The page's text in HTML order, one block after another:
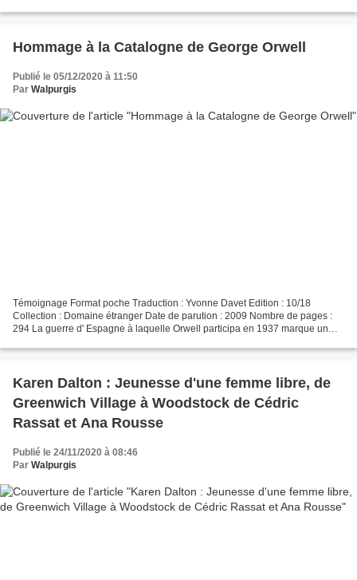
Hommage à la Catalogne de George Orwell
Publié le 05/12/2020 à 11:50
Par Walpurgis
Témoignage Format poche Traduction : Yvonne Davet Edition : 10/18
Collection : Domaine étranger Date de parution : 2009 Nombre de pages :
294 La guerre d' Espagne à laquelle Orwell participa en 1937 marque un
Karen Dalton : Jeunesse d'une femme libre, de
Greenwich Village à Woodstock de Cédric
Rassat et Ana Rousse
Publié le 24/11/2020 à 08:46
Par Walpurgis